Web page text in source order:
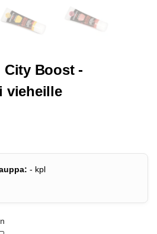
City Boost -
vieheille
- kpl